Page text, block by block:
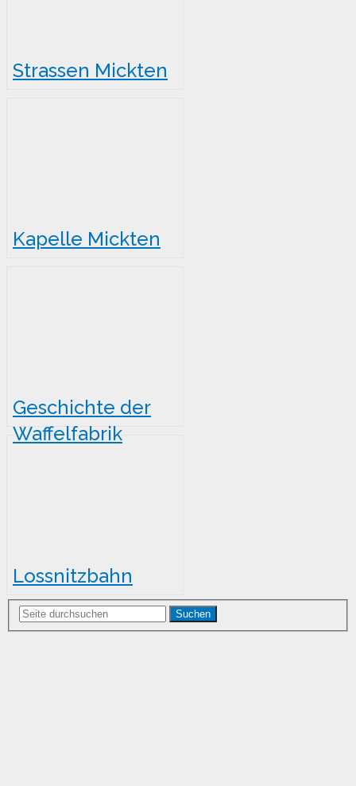
Strassen Mickten
Kapelle Mickten
Geschichte der
Waffelfabrik
Lossnitzbahn
Suchen